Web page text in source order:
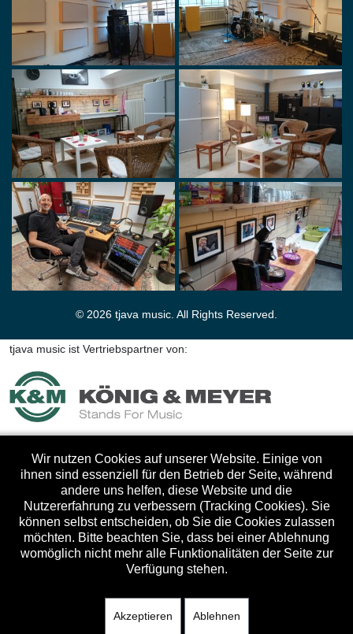
© 2026 tjava music. All Rights Reserved.
tjava music ist Vertriebspartner von:
Wir nutzen Cookies auf unserer Website. Einige von
ihnen sind essenziell für den Betrieb der Seite, während
andere uns helfen, diese Website und die
Nutzererfahrung zu verbessern (Tracking Cookies). Sie
können selbst entscheiden, ob Sie die Cookies zulassen
möchten. Bitte beachten Sie, dass bei einer Ablehnung
womöglich nicht mehr alle Funktionalitäten der Seite zur
Verfügung stehen.
Akzeptieren Ablehnen